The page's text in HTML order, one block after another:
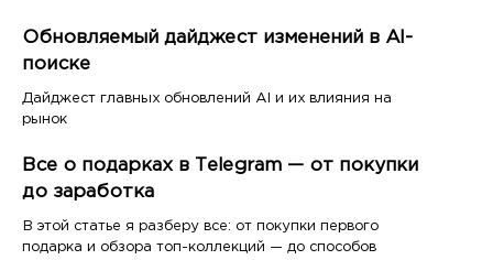
Обновляемый дайджест изменений в AI-
поиске
Дайджест главных обновлений AI и их влияния на
рынок
Все о подарках в Telegram — от покупки
до заработка
В этой статье я разберу все: от покупки первого
подарка и обзора топ-коллекций — до способов